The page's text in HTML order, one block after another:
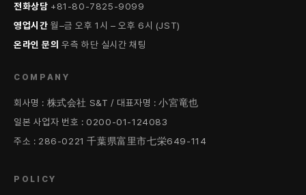
전화상담 +81-80-7825-9099
영업시간 월–금 오후 1시 – 오후 6시 (JST)
온라인 문의 우측 하단 실시간 채팅
COMPANY
회사명 : 株式会社 S&T / 대표자명 : 小宮竜也
일본 사업자 번호 : 0200-01-124083
주소 : 286-0221 千葉県富里市七栄649-114
POLICY